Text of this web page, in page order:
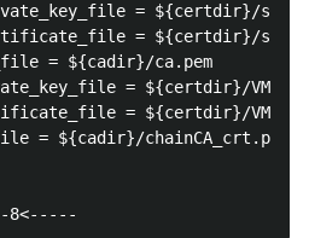
= ${certdir}/
= ${certdir}/
= ${cadir}/ca.pem
= ${certdir}/
= ${certdir}/
= ${cadir}/chainCA_crt.pem